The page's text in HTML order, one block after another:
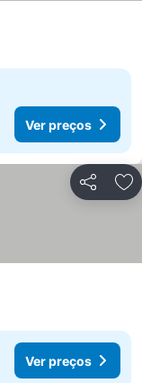
Ver preços
Partilhar
Ver preços